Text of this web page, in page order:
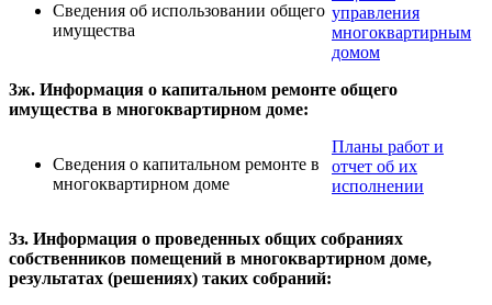
Сведения об использовании общего
имущества
управления
многоквартирным
домом
3ж. Информация о капитальном ремонте общего
имущества в многоквартирном доме:
Сведения о капитальном ремонте в
многоквартирном доме
Планы работ и
отчет об их
исполнении
3з. Информация о проведенных общих собраниях
собственников помещений в многоквартирном доме,
результатах (решениях) таких собраний: